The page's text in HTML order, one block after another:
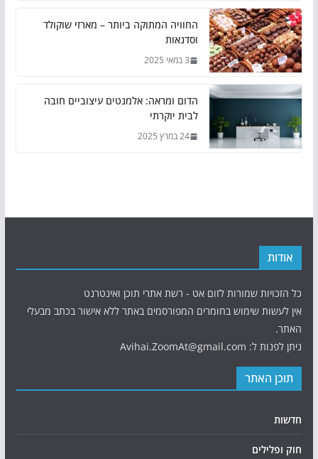
החוויה המתוקה ביותר – מארזי שוקולד
וסדנאות
3 במאי 2025
הדום ומראה: אלמנטים עיצוביים חובה
לבית יוקרתי
24 במרץ 2025
אודות
כל הזכויות שמורות לזום אט - רשת אתרי תוכן ואינטרנט
אין לעשות שימוש בחומרים המפורסמים באתר ללא אישור בכתב מבעלי
האתר.
ניתן לפנות ל: Avihai.ZoomAt@gmail.com
תוכן האתר
חדשות
חוק ופלילים